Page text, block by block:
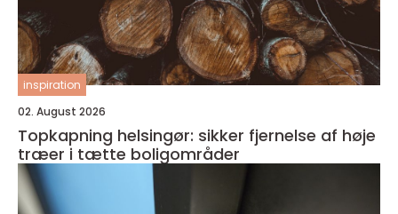
inspiration
02. August 2026
Topkapning helsingør: sikker fjernelse af høje
træer i tætte boligområder